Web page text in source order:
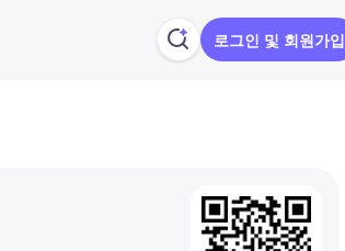
로그인 및 회원가입